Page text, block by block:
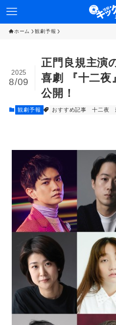
ホーム 観劇予報
正門良規主演
喜劇 『十二夜
公開！
2025
8/09
観劇予報 おすすめ記事 十二夜